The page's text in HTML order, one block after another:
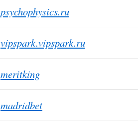
psychophysics.ru
vipspark.vipspark.ru
meritking
madridbet